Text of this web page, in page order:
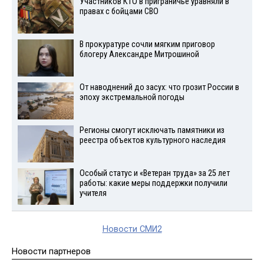
правах с бойцами СВО
В прокуратуре сочли мягким приговор
блогеру Александре Митрошиной
От наводнений до засух: что грозит России в
эпоху экстремальной погоды
Регионы смогут исключать памятники из
реестра объектов культурного наследия
Особый статус и «Ветеран труда» за 25 лет
работы: какие меры поддержки получили
учителя
Новости СМИ2
Новости партнеров